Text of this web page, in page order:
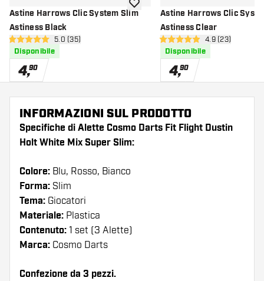
Astine Harrows Clic System Slim
Astiness Black
apri pannello recensioni
5 stelle di valutazione
5.0 (35)
Disponibile
4,90
aggiungi alla lista dei desideri
Astine Harrows Clic
Astiness Clear
apri pannello
4.9 stelle di valutazione
4.9 (23)
Disponibile
4,90
INFORMAZIONI SUL PRODOTTO
Specifiche di Alette Cosmo Darts Fit Flight Dustin
Holt White Mix Super Slim:
Colore: Blu, Rosso, Bianco
Forma: Slim
Tema: Giocatori
Materiale: Plastica
Contenuto: 1 set (3 Alette)
Marca: Cosmo Darts
Confezione da 3 pezzi.